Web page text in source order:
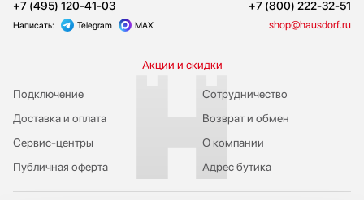
+7 (495) 120-41-03 +7 (800) 222-32-51
Написать: Telegram MAX shop@hausdorf.ru
Акции и скидки
Подключение
Публичная оферта
Сервис-центры
Доставка и оплата
Сотрудничество
Возврат и обмен
О компании
Адрес бутика